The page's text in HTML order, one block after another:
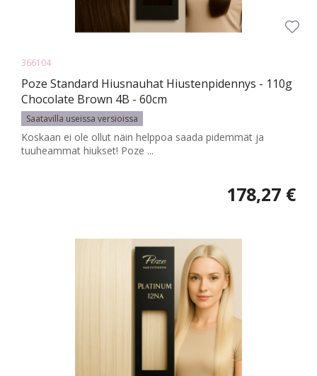
366104
Poze Standard Hiusnauhat Hiustenpidennys - 110g
Chocolate Brown 4B - 60cm
Saatavilla useissa versioissa
Koskaan ei ole ollut näin helppoa saada pidemmät ja
tuuheammat hiukset! Poze ...
178,27 €